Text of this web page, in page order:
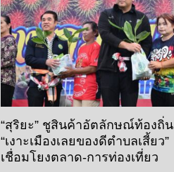
“สุริยะ” ชูสินค้าอัตลักษณ์ท้องถิ่น
“เงาะเมืองเลยของดีตำบลเสี้ยว”
เชื่อมโยงตลาด-การท่องเที่ยว